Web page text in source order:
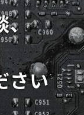
、
さい